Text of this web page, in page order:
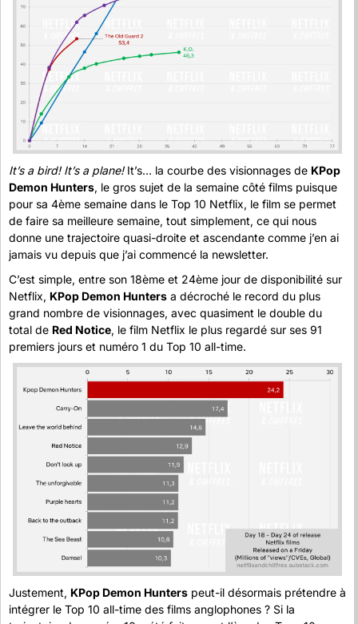
It’s a bird! It’s a plane! It’s… la courbe des visionnages de KPop
Demon Hunters, le gros sujet de la semaine côté films puisque
pour sa 4ème semaine dans le Top 10 Netflix, le film se permet
de faire sa meilleure semaine, tout simplement, ce qui nous
donne une trajectoire quasi-droite et ascendante comme j’en ai
jamais vu depuis que j’ai commencé la newsletter.
C’est simple, entre son 18ème et 24ème jour de disponibilité sur
Netflix, KPop Demon Hunters a décroché le record du plus
grand nombre de visionnages, avec quasiment le double du
total de Red Notice, le film Netflix le plus regardé sur ses 91
premiers jours et numéro 1 du Top 10 all-time.
Justement, KPop Demon Hunters peut-il désormais prétendre à
intégrer le Top 10 all-time des films anglophones ? Si la